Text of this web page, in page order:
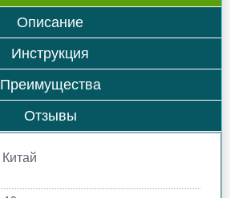
Описание
Инструкция
Преимущества
Отзывы
Китай